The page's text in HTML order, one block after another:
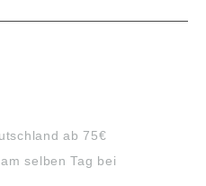
ab 75€
selben Tag bei